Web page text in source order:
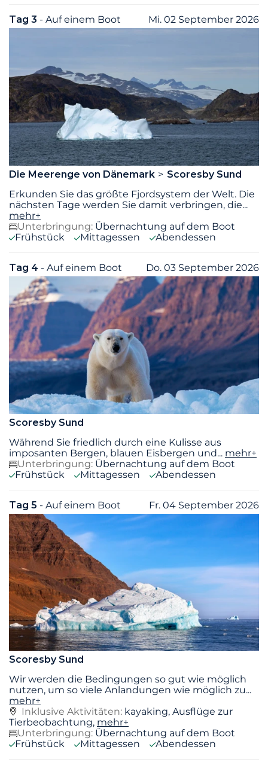
Tag 3 - Auf einem Boot Mi. 02 September 2026
Die Meerenge von Dänemark
Scoresby Sund
Erkunden Sie das größte Fjordsystem der Welt. Die
nächsten Tage werden Sie damit verbringen, die...
mehr+
Unterbringung: Übernachtung auf dem Boot
Frühstück
Mittagessen Abendessen
Tag 4 - Auf einem Boot Do. 03 September 2026
Scoresby Sund
Während Sie friedlich durch eine Kulisse aus
imposanten Bergen, blauen Eisbergen und... mehr+
Unterbringung: Übernachtung auf dem Boot
Frühstück
Mittagessen Abendessen
Tag 5 - Auf einem Boot Fr. 04 September 2026
Scoresby Sund
Wir werden die Bedingungen so gut wie möglich
nutzen, um so viele Anlandungen wie möglich zu...
mehr+
Inklusive Aktivitäten: kayaking, Ausflüge zur
Tierbeobachtung, mehr+
Unterbringung: Übernachtung auf dem Boot
Frühstück
Mittagessen Abendessen